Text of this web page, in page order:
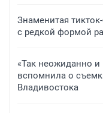
Знаменитая
с редкой формой
«Так неожиданно
вспомнила о
Владивостока